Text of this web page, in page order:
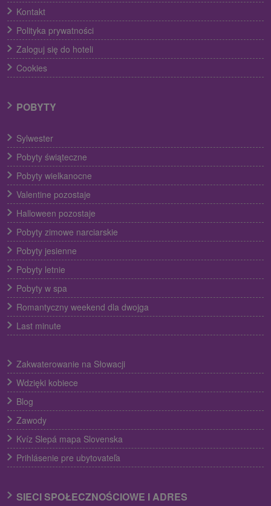
Kontakt
Polityka prywatności
Zaloguj się do hoteli
Cookies
POBYTY
Sylwester
Pobyty świąteczne
Pobyty wielkanocne
Valentine pozostaje
Halloween pozostaje
Pobyty zimowe narciarskie
Pobyty jesienne
Pobyty letnie
Pobyty w spa
Romantyczny weekend dla dwojga
Last minute
Zakwaterowanie na Słowacji
Wdzięki kobiece
Blog
Zawody
Kvíz Slepá mapa Slovenska
Prihlásenie pre ubytovateľa
SIECI SPOŁECZNOŚCIOWE I ADRES